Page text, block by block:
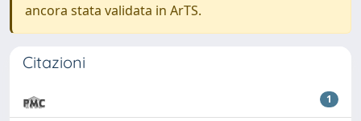
ancora stata validata in ArTS.
Citazioni
1